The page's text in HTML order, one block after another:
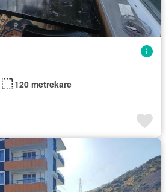
120 metrekare